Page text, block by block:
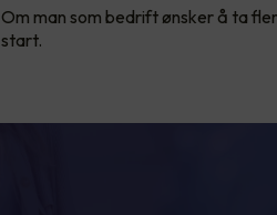
Om man som bedrift ønsker å ta
start.